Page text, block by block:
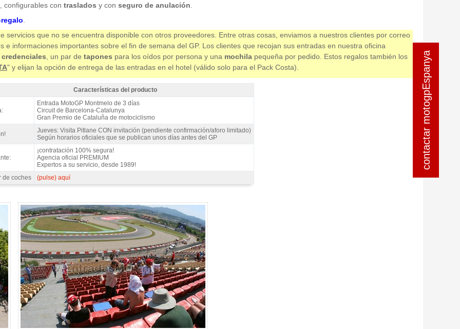
contactar motogpEspanya
contactar motogpEspanya
configurables con traslados y con seguro de anulación
servicios que no se encuentra disponible con otros proveedores. Entre otras cosas, enviamos a nuestros clientes por correo
informaciones importantes sobre el fin de semana del GP. Los clientes que recojan sus entradas en nuestra oficina
, un par de tapones para los oídos por persona y una mochila pequeña por pedido. Estos regalos también los
" y elijan la opción de entrega de las entradas en el hotel (válido solo para el Pack Costa).
Tribuna B, GP Catalunya 2027 - Características del producto
Características del producto
Entrada MotoGP Montmelo de 3 días
Circuit de Barcelona-Catalunya
Gran Premio de Cataluña de motociclismo
Jueves: Visita Pitlane CON invitación (pendiente confirmación/aforo limitado)
Según horarios oficiales que se publican unos días antes del GP
¡contratación 100% segura!
Agencia oficial PREMIUM
Expertos a su servicio, desde 1989!
de coches
(pulse) aquí